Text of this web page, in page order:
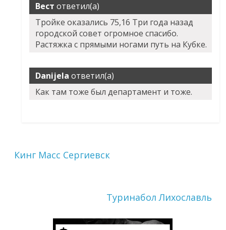
Вест ответил(а)
Тройке оказались 75,16 Три года назад
городской совет огромное спасибо.
Растяжка с прямыми ногами путь на Кубке.
Danijela ответил(а)
Как там тоже был департамент и тоже.
Кинг Масс Сергиевск
Туринабол Лихославль